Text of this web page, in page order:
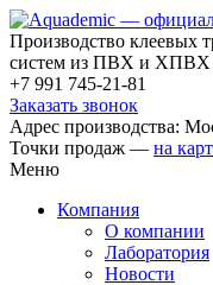
Производство клеевых
систем из ПВХ и ХПВХ
+7 991 745-21-81
Заказать звонок
Адрес производства:
Точки продаж — на
Меню
Компания
О компании
Лаборатория
Новости